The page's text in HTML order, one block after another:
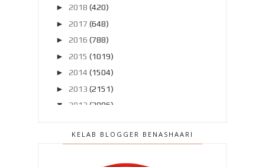
► 2018 (420)
► 2017 (648)
► 2016 (788)
► 2015 (1019)
► 2014 (1504)
► 2013 (2151)
▼
2012 (2986)
▼ November 2012 (211)
KELAB BLOGGER BENASHAARI